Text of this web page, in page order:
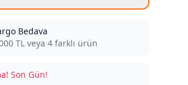
Bedava
TL veya 4 farklı ürün
Son Gün!